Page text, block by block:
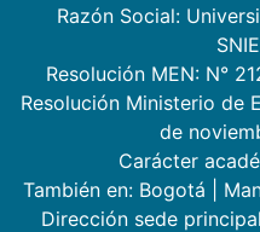
Razón Social:
Resolución MEN: N°
Resolución Ministerio de
de
Carácter
También en: Bogotá
Dirección sede